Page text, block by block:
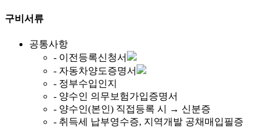
구비서류
공통사항
- 이전등록신청서
- 자동차양도증명서
- 정부수입인지
- 양수인 의무보험가입증명서
- 양수인(본인) 직접등록 시 → 신분증
- 취득세 납부영수증, 지역개발 공채매입필증